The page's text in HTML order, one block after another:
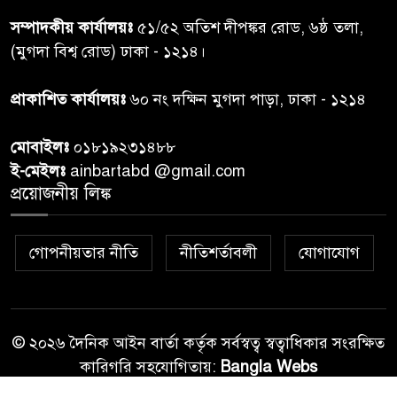
তদন্ত শেষ পর্যায়ে, দ্রুত চার্জশিট
৭
রাতের মধ্যে ঢাকাসহ ১০ অঞ্চলে
ঝড়বৃষ্টির পূর্বাভাস
৮
প্রধানমন্ত্রীর সঙ্গে দেখা করে স্বপ্নপূরণ
উপহার
৯
২০ আগস্ট রাষ্ট্রপতি নির্বাচন,
১০
সম্পাদকীয় কার্যালয়ঃ ৫১/৫২ অতিশ দীপঙ্কর রোড, ৬ষ্ঠ তলা,
(মুগদা বিশ্ব রোড) ঢাকা - ১২১৪।
প্রাকাশিত কার্যালয়ঃ৬০ নং দক্ষিন মুগদা পাড়া, ঢাকা - ১২১৪
মোবাইলঃ ০১৮১৯২৩১৪৮৮
ই-মেইলঃ ainbartabd @gmail.com
প্রয়োজনীয় লিঙ্ক
গোপনীয়তার নীতি নীতিশর্তাবলী যোগাযোগ
© ২০২৬ দৈনিক আইন বার্তা কর্তৃক সর্বস্বত্ব স্বত্বাধিকার সংরক্ষিত
কারিগরি সহযোগিতায়: Bangla Webs